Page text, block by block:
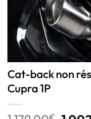
Cat-back non
Cupra 1P